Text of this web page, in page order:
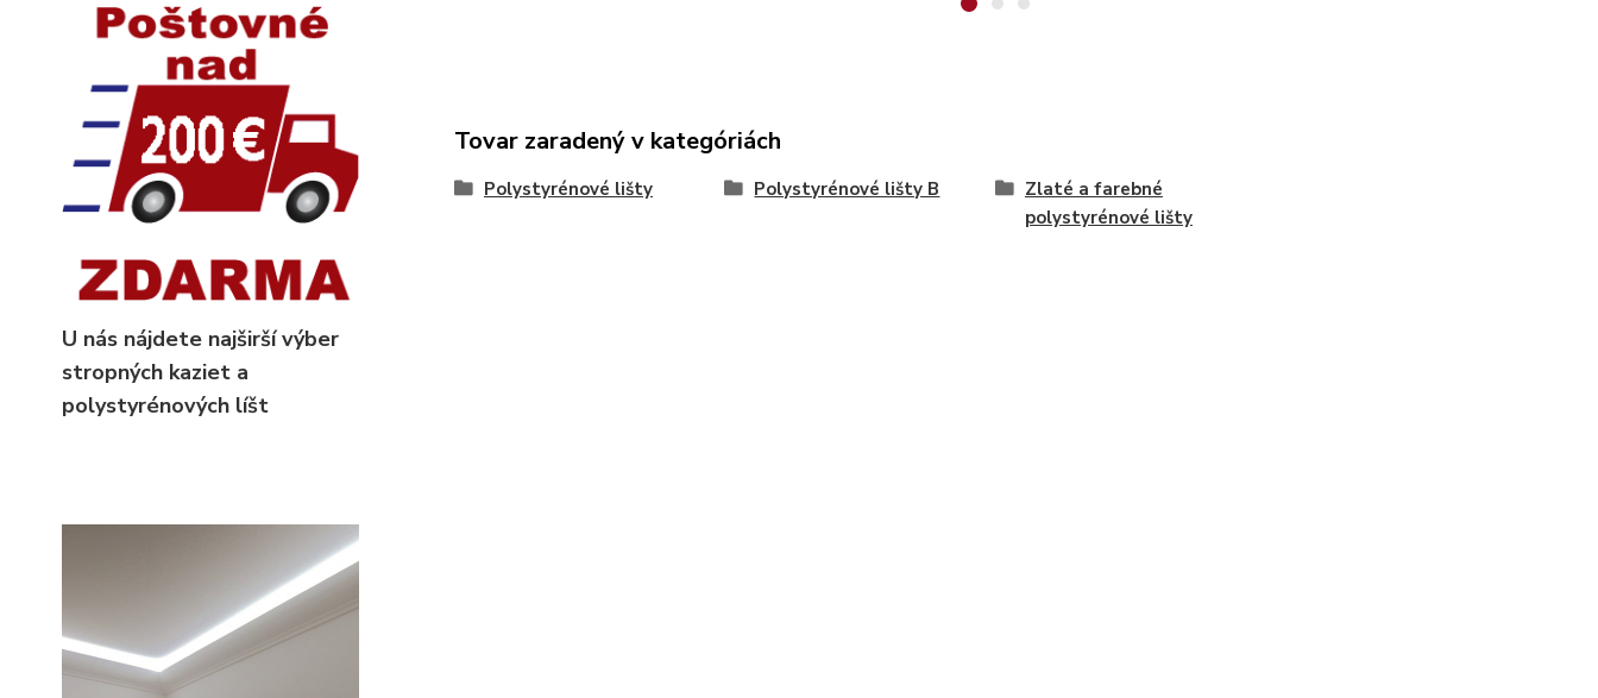
U nás nájdete najširší výber
stropných kaziet a
polystyrénových líšt
Tovar zaradený v kategóriách
Polystyrénové lišty Polystyrénové lišty B
Zlaté a farebné
polystyrénové lišty